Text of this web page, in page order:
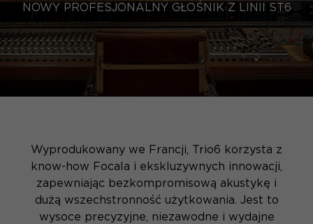
NOWY PROFESJONALNY GŁOŚNIK Z LINII ST6
Wyprodukowany we Francji, Trio6 korzysta z
know-how Focala i ekskluzywnych innowacji,
zapewniając bezkompromisową akustykę i
dużą wszechstronność użytkowania. Jest to
wysoce precyzyjne, niezawodne i wydajne